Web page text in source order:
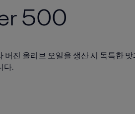
500
진 올리브 오일을 생산 시 독특한
다.